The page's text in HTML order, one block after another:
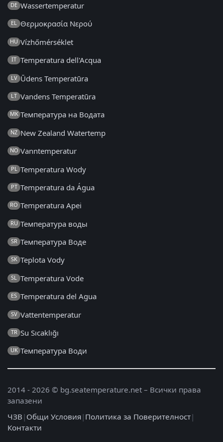
DE Wassertemperatur
EL Θερμοκρασία Νερού
HU Vízhőmérséklet
IT Temperatura dell'Acqua
LV Ūdens Temperatūra
LT Vandens Temperatūra
MK Температура на Водата
NZ New Zealand Watertemp
NO Vanntemperatur
PL Temperatura Wody
PT Temperatura da Água
RO Temperatura Apei
RU Температура воды
SR Температура Воде
SK Teplota Vody
SL Temperatura Vode
ES Temperatura del Agua
SV Vattentemperatur
TR Su Sıcaklığı
UK Температура Води
2014 - 2026 © bg.seatemperature.net – Всички права
запазени
ЧЗВ | Общи Условия| Политика за Поверителност|
Контакти